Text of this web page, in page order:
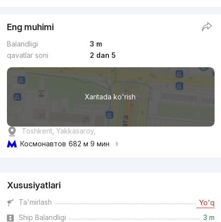
Eng muhimi
Balandligi
3 m
qavatlar soni
2 dan 5
Xaritada ko'rish
Toshkent, Yakkasaroy,
Космонавтов 682 м 9 мин
Xususiyatlari
Ta'mirlash Yo'q
Ship Balandligi 3 m